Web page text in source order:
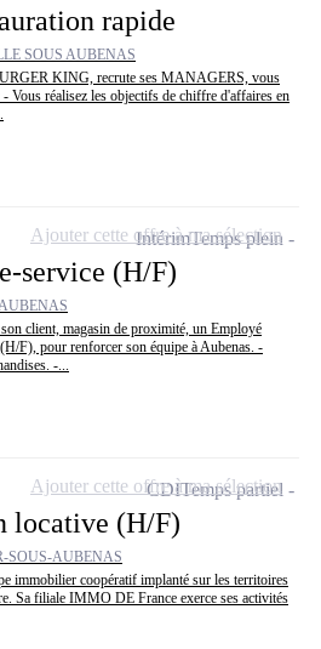
rapide
SOUS AUBENAS
KING, recrute ses MANAGERS, vous
Vous réalisez les objectifs de chiffre d'affaires en
service (H/F)
client, magasin de proximité, un Employé
F), pour renforcer son équipe à Aubenas. -
-...
IntérimTemps plein
Ajouter cette offre à ma sélection
locative (H/F)
SOUS-AUBENAS
immobilier coopératif implanté sur les territoires
Sa filiale IMMO DE France exerce ses activités
CDITemps partiel
Ajouter cette offre à ma sélection